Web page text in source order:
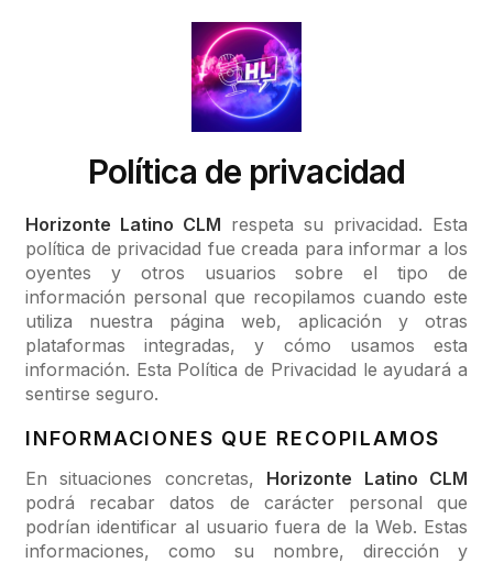
Política de privacidad
Horizonte Latino CLM respeta su privacidad. Esta
política de privacidad fue creada para informar a los
oyentes y otros usuarios sobre el tipo de
información personal que recopilamos cuando este
utiliza nuestra página web, aplicación y otras
plataformas integradas, y cómo usamos esta
información. Esta Política de Privacidad le ayudará a
sentirse seguro.
INFORMACIONES QUE RECOPILAMOS
En situaciones concretas, Horizonte Latino CLM
podrá recabar datos de carácter personal que
podrían identificar al usuario fuera de la Web. Estas
informaciones, como su nombre, dirección y